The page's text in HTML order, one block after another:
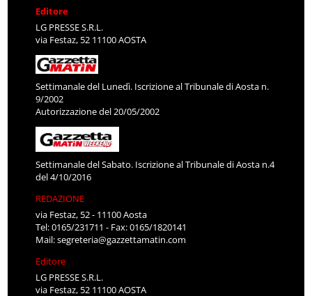
Editore
LG PRESSE S.R.L.
via Festaz, 52 11100 AOSTA
Settimanale del Lunedì. Iscrizione al Tribunale di Aosta n.
9/2002
Autorizzazione del 20/05/2002
Settimanale del Sabato. Iscrizione al Tribunale di Aosta n.4
del 4/10/2016
REDAZIONE
via Festaz, 52 - 11100 Aosta
Tel: 0165/231711 - Fax: 0165/1820141
Mail:segreteria@gazzettamatin.com
Editore
LG PRESSE S.R.L.
via Festaz, 52 11100 AOSTA